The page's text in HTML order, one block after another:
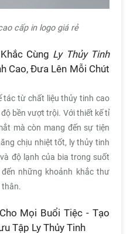
cấp in logo giá rẻ
Cùng Ly Thủy Tinh
Cao, Đưa Lên Mỗi Chút
tác từ chất liệu thủy tinh cao
bền vượt trội. Với thiết kế tỉ
mà còn mang đến sự tiện
chịu nhiệt tốt, ly thủy tinh
độ lạnh của bia trong suốt
những khoảnh khắc thư
thân.
Mọi Buổi Tiệc - Tạo
Tập Ly Thủy Tinh